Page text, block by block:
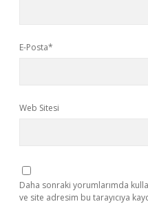
E-Posta*
Web Sitesi
Daha sonraki yorumlarımda
ve site adresim bu tarayıcıya